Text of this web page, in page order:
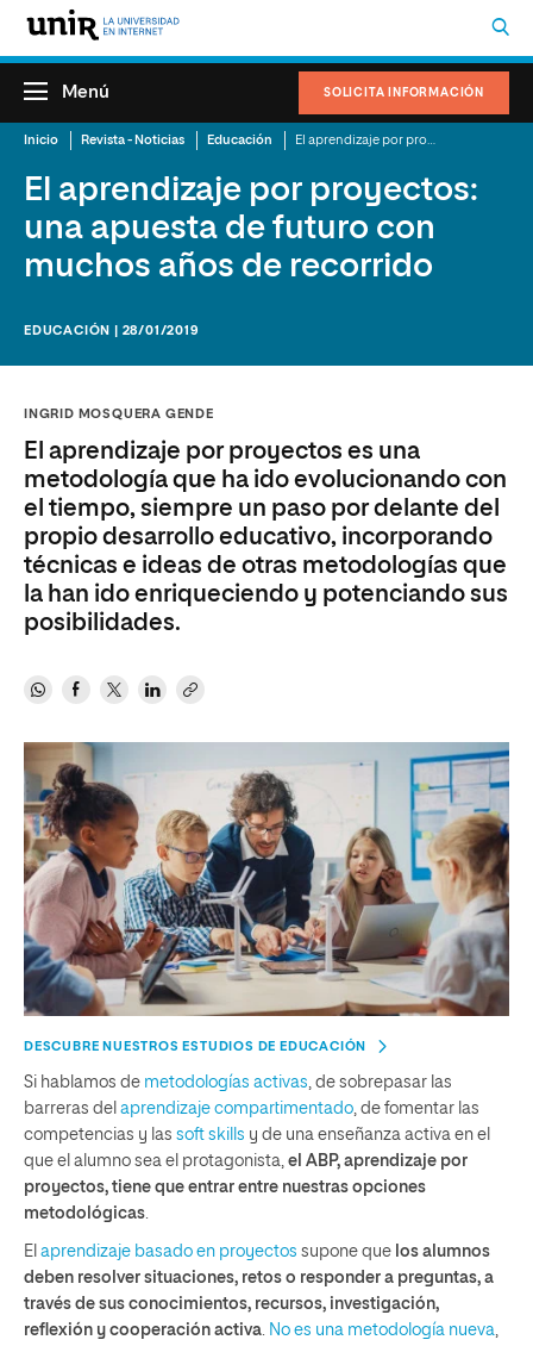
SOLICITA INFORMACIÓN
Menú
Inicio Revista - Noticias Educación
El aprendizaje por proyectos:
una apuesta de futuro con
muchos años de recorrido
EDUCACIÓN | 28/01/2019
INGRID MOSQUERA GENDE
El aprendizaje por proyectos es una
metodología que ha ido evolucionando con
el tiempo, siempre un paso por delante del
propio desarrollo educativo, incorporando
técnicas e ideas de otras metodologías que
la han ido enriqueciendo y potenciando sus
posibilidades.
DESCUBRE NUESTROS ESTUDIOS DE EDUCACIÓN
Si hablamos de metodologías activas , de sobrepasar las
barreras del aprendizaje compartimentado , de fomentar las
competencias y las soft skills y de una enseñanza activa en el
que el alumno sea el protagonista, el ABP, aprendizaje por
proyectos, tiene que entrar entre nuestras opciones
metodológicas
El aprendizaje basado en proyectos supone que los alumnos
deben resolver situaciones, retos o responder a preguntas, a
través de sus conocimientos, recursos, investigación,
reflexión y cooperación activa No es una metodología nueva